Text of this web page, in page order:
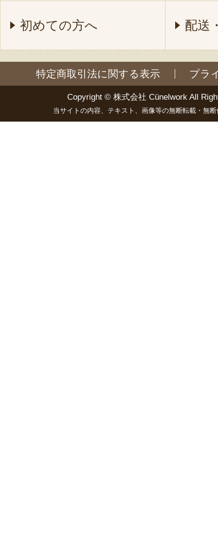
初めての方へ 配送
特定商取引法に関する表示 プラ
Copyright © 株式会社 Cünelwork All
当サイトの内容、テキスト、画像等の無断転載・無